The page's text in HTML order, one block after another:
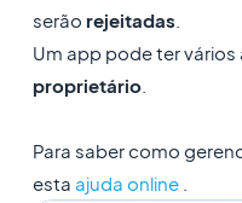
serão rejeitadas
Um app pode ter
proprietário.
Para saber como
esta ajuda online.